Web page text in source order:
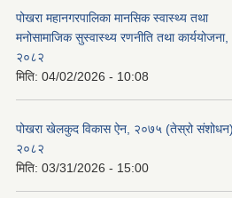
पोखरा महानगरपालिका मानसिक स्वास्थ्य तथा
मनोसामाजिक सुस्वास्थ्य रणनीति तथा कार्ययोजना,
२०८२
मिति: 04/02/2026 - 10:08
पोखरा खेलकुद विकास ऐन, २०७५ (तेस्रो संशोधन)
२०८२
मिति: 03/31/2026 - 15:00